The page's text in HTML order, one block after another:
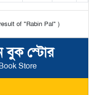
বুক স্টোর
Store
of "Rabin Pal" )